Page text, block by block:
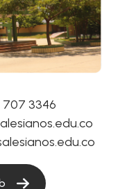
707 3346